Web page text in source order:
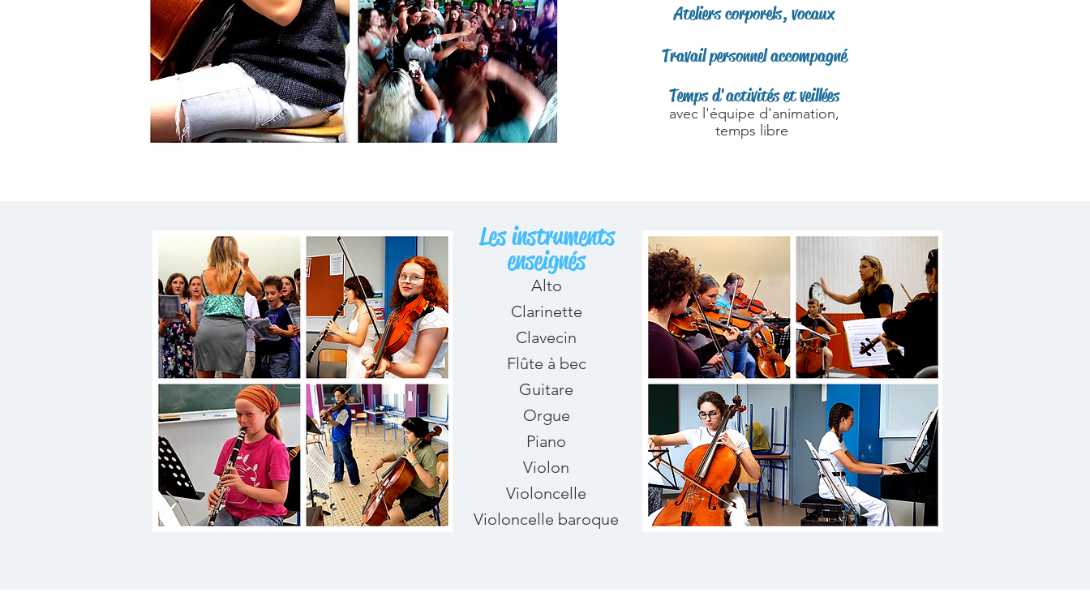
⁠Ateliers corporels, vocaux
Travail personnel accompagné
Temps d'activités et veillées
avec l'équipe d'animation,
temps libre
Les instruments
enseignés
Alto
​Clarinette
Clavecin
Flûte à bec
Guitare
Orgue
Piano
Violon
Violoncelle
Violoncelle baroque